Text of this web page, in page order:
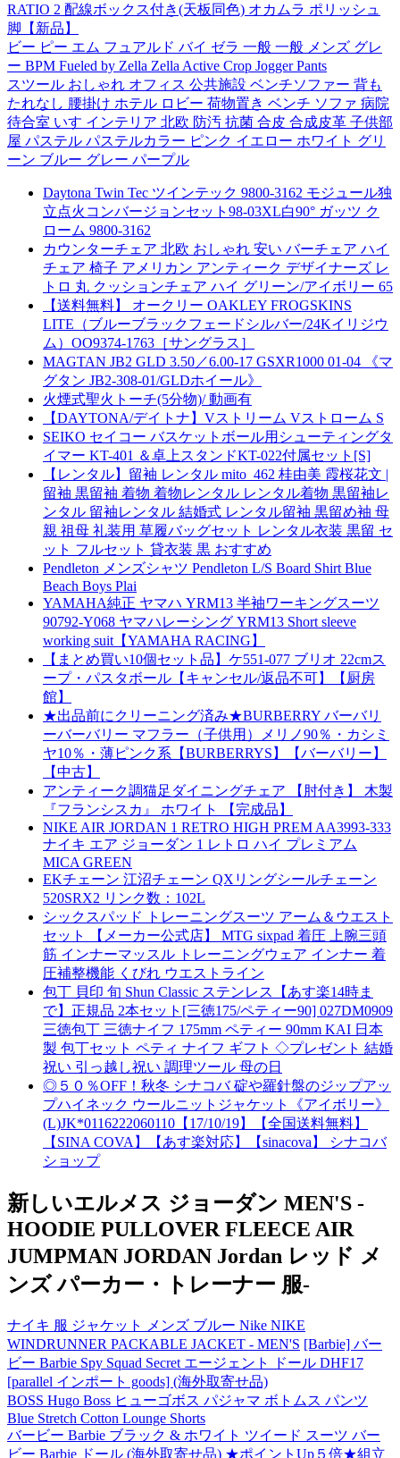
RATIO 2 配線ボックス付き(天板同色) オカムラ ポリッシュ
脚【新品】
ビー ピー エム フュアルド バイ ゼラ 一般 一般 メンズ グレ
ー BPM Fueled by Zella Zella Active Crop Jogger Pants
スツール おしゃれ オフィス 公共施設 ベンチソファー 背も
たれなし 腰掛け ホテル ロビー 荷物置き ベンチ ソファ 病院
待合室 いす インテリア 北欧 防汚 抗菌 合皮 合成皮革 子供部
屋 パステル パステルカラー ピンク イエロー ホワイト グリ
ーン ブルー グレー パープル
Daytona Twin Tec ツインテック 9800-3162 モジュール独
立点火コンバージョンセット98-03XL白90° ガッツ ク
ローム 9800-3162
カウンターチェア 北欧 おしゃれ 安い バーチェア ハイ
チェア 椅子 アメリカン アンティーク デザイナーズ レ
トロ 丸 クッションチェア ハイ グリーン/アイボリー 65
【送料無料】 オークリー OAKLEY FROGSKINS
LITE（ブルーブラックフェードシルバー/24Kイリジウ
ム）OO9374-1763［サングラス］
MAGTAN JB2 GLD 3.50／6.00-17 GSXR1000 01-04 《マ
グタン JB2-308-01/GLDホイール》
火煙式聖火トーチ(5分物)/ 動画有
【DAYTONA/デイトナ】Vストリーム Vストローム S
SEIKO セイコー バスケットボール用シューティングタ
イマー KT-401 ＆卓上スタンドKT-022付属セット[S]
【レンタル】留袖 レンタル mito_462 桂由美 霞桜花文 |
留袖 黒留袖 着物 着物レンタル レンタル着物 黒留袖レ
ンタル 留袖レンタル 結婚式 レンタル留袖 黒留め袖 母
親 祖母 礼装用 草履バッグセット レンタル衣装 黒留 セ
ット フルセット 貸衣装 黒 おすすめ
Pendleton メンズシャツ Pendleton L/S Board Shirt Blue
Beach Boys Plai
YAMAHA純正 ヤマハ YRM13 半袖ワーキングスーツ
90792-Y068 ヤマハレーシング YRM13 Short sleeve
working suit【YAMAHA RACING】
【まとめ買い10個セット品】ケ551-077 ブリオ 22cmス
ープ・パスタボール【キャンセル/返品不可】【厨房
館】
★出品前にクリーニング済み★BURBERRY バーバリ
ーバーバリー マフラー（子供用）メリノ90％・カシミ
ヤ10％・薄ピンク系【BURBERRYS】【バーバリー】
【中古】
アンティーク調猫足ダイニングチェア 【肘付き】 木製
『フランシスカ』 ホワイト 【完成品】
NIKE AIR JORDAN 1 RETRO HIGH PREM AA3993-333
ナイキ エア ジョーダン 1 レトロ ハイ プレミアム
MICA GREEN
EKチェーン 江沼チェーン QXリングシールチェーン
520SRX2 リンク数：102L
シックスパッド トレーニングスーツ アーム＆ウエスト
セット 【メーカー公式店】 MTG sixpad 着圧 上腕三頭
筋 インナーマッスル トレーニングウェア インナー 着
圧補整機能 くびれ ウエストライン
包丁 貝印 旬 Shun Classic ステンレス【あす楽14時ま
で】正規品 2本セット[三徳175/ペティー90] 027DM0909
三徳包丁 三徳ナイフ 175mm ペティー 90mm KAI 日本
製 包丁セット ペティ ナイフ ギフト ◇プレゼント 結婚
祝い 引っ越し祝い 調理ツール 母の日
◎５０％OFF！秋冬 シナコバ 碇や羅針盤のジップアッ
プハイネック ウールニットジャケット《アイボリー》
(L)JK*0116222060110【17/10/19】【全国送料無料】
【SINA COVA】【あす楽対応】【sinacova】 シナコバ
ショップ
新しいエルメス ジョーダン MEN'S -
HOODIE PULLOVER FLEECE AIR
JUMPMAN JORDAN Jordan レッド メ
ンズ パーカー・トレーナー 服-
ナイキ 服 ジャケット メンズ ブルー Nike NIKE
WINDRUNNER PACKABLE JACKET - MEN'S [Barbie] バー
ビー Barbie Spy Squad Secret エージェント ドール DHF17
[parallel インポート goods] (海外取寄せ品)
BOSS Hugo Boss ヒューゴボス パジャマ ボトムス パンツ
Blue Stretch Cotton Lounge Shorts
バービー Barbie ブラック & ホワイト ツイード スーツ バー
ビー Barbie ドール (海外取寄せ品) ★ポイントUp５倍★組立